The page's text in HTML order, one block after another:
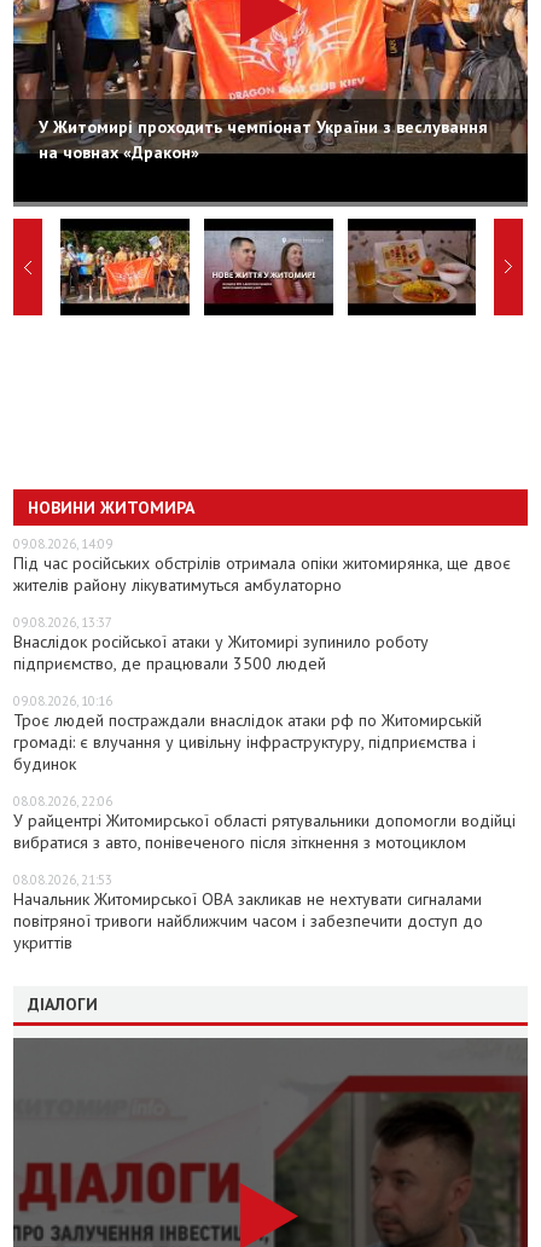
У Житомирі проходить чемпіонат України з веслування
на човнах «Дракон»
НОВИНИ ЖИТОМИРА
09.08.2026, 14:09
Під час російських обстрілів отримала опіки житомирянка, ще двоє
жителів району лікуватимуться амбулаторно
09.08.2026, 13:37
Внаслідок російської атаки у Житомирі зупинило роботу
підприємство, де працювали 3500 людей
09.08.2026, 10:16
Троє людей постраждали внаслідок атаки рф по Житомирській
громаді: є влучання у цивільну інфраструктуру, підприємства і
будинок
08.08.2026, 22:06
У райцентрі Житомирської області рятувальники допомогли водійці
вибратися з авто, понівеченого після зіткнення з мотоциклом
08.08.2026, 21:53
Начальник Житомирської ОВА закликав не нехтувати сигналами
повітряної тривоги найближчим часом і забезпечити доступ до
укриттів
ДІАЛОГИ